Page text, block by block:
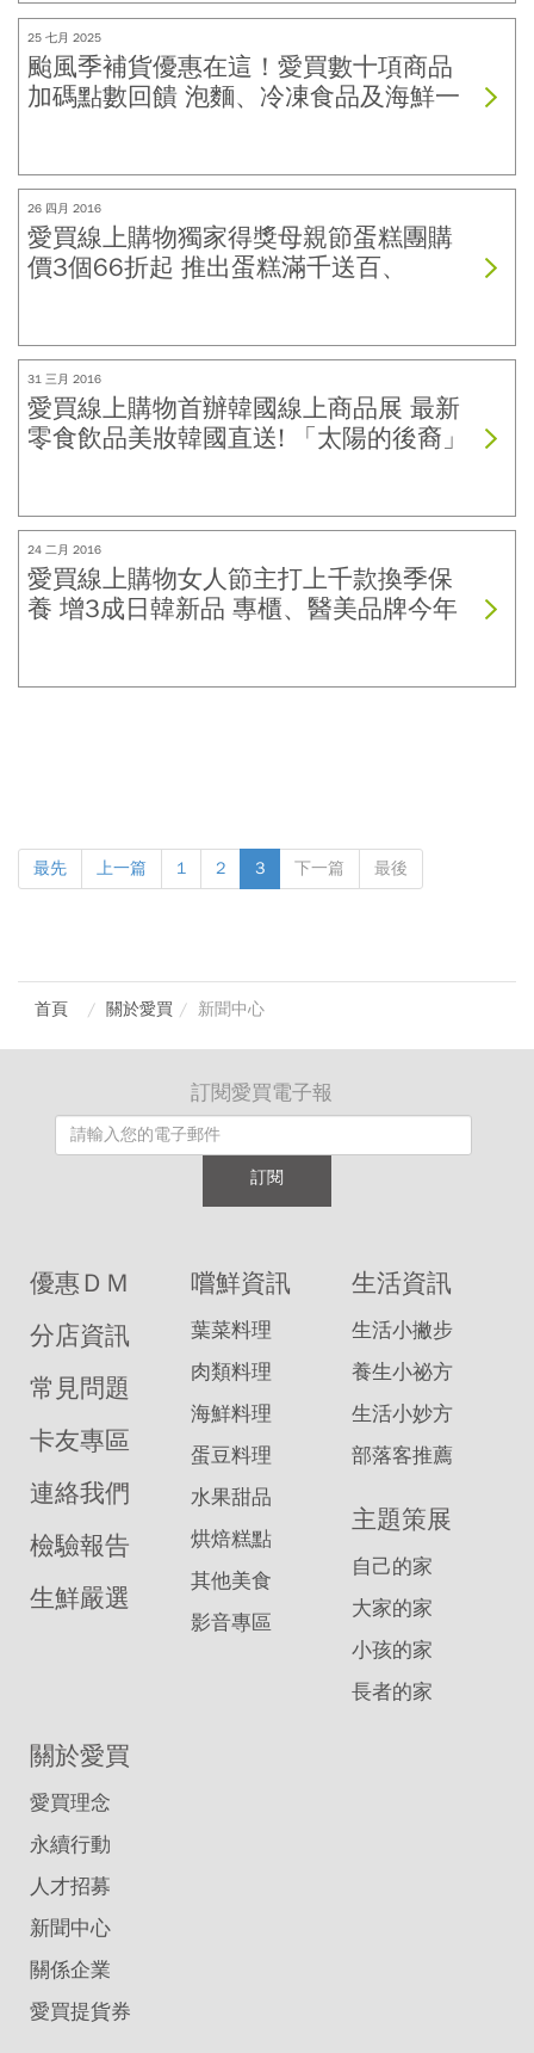
25 七月 2025
颱風季補貨優惠在這！愛買數十項商品
加碼點數回饋 泡麵、冷凍食品及海鮮一
26 四月 2016
愛買線上購物獨家得獎母親節蛋糕團購
價3個66折起 推出蛋糕滿千送百、
31 三月 2016
愛買線上購物首辦韓國線上商品展 最新
零食飲品美妝韓國直送! 「太陽的後裔」
24 二月 2016
愛買線上購物女人節主打上千款換季保
養 增3成日韓新品 專櫃、醫美品牌今年
最先 上一篇 1 2 3 下一篇 最後
首頁 關於愛買 新聞中心
訂閱愛買電子報
訂閱
優惠ＤＭ
分店資訊
常見問題
卡友專區
連絡我們
檢驗報告
生鮮嚴選
嚐鮮資訊
葉菜料理
肉類料理
海鮮料理
蛋豆料理
水果甜品
烘焙糕點
其他美食
影音專區
生活資訊
生活小撇步
養生小祕方
生活小妙方
部落客推薦
主題策展
自己的家
大家的家
小孩的家
長者的家
關於愛買
愛買理念
永續行動
人才招募
新聞中心
關係企業
愛買提貨券